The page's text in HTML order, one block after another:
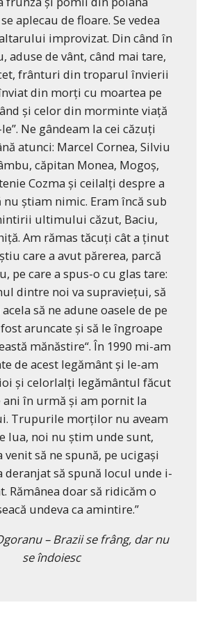
aplecau de floare. Se vedea
improvizat. Din când în
aduse de vânt, când mai tare,
frânturi din troparul învierii
din morţi cu moartea pe
şi celor din morminte viaţă
Ne gândeam la cei căzuţi
atunci: Marcel Cornea, Silviu
căpitan Monea, Mogoş,
Cozma şi ceilalţi despre a
ştiam nimic. Eram încă sub
ultimului căzut, Baciu,
Am rămas tăcuţi cât a ţinut
care a avut părerea, parcă
pe care a spus-o cu glas tare:
dintre noi va supravieţui, să
să ne adune oasele de pe
aruncate şi să le îngroape
mănăstire“. În 1990 mi-am
de acest legământ şi le-am
şi celorlalţi legământul făcut
ani în urmă şi am pornit la
Trupurile morţilor nu aveam
lua, noi nu ştim unde sunt,
venit să ne spună, pe ucigaşi
deranjat să spună locul unde i-
Rămânea doar să ridicăm o
undeva ca amintire.”
– Brazii se frâng, dar nu
se îndoiesc